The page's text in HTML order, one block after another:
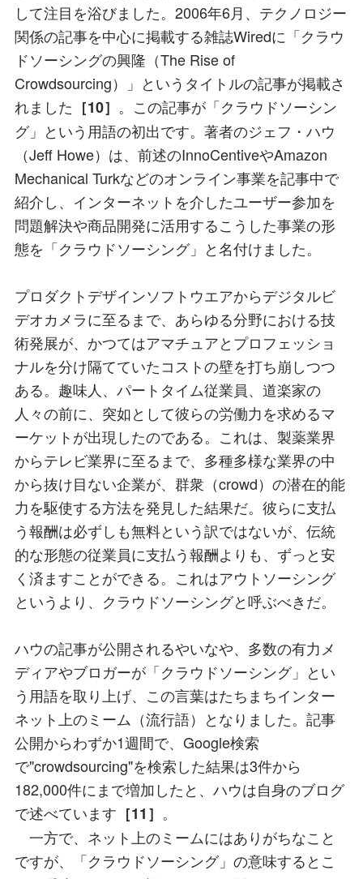
して注目を浴びました。2006年6月、テクノロジー
関係の記事を中心に掲載する雑誌Wiredに「クラウ
ドソーシングの興隆（The Rise of
Crowdsourcing）」というタイトルの記事が掲載さ
れました ［10］ 。この記事が「クラウドソーシン
グ」という用語の初出です。著者のジェフ・ハウ
（Jeff Howe）は、前述のInnoCentiveやAmazon
Mechanical Turkなどのオンライン事業を記事中で
紹介し、インターネットを介したユーザー参加を
問題解決や商品開発に活用するこうした事業の形
態を「クラウドソーシング」と名付けました。
プロダクトデザインソフトウエアからデジタルビ
デオカメラに至るまで、あらゆる分野における技
術発展が、かつてはアマチュアとプロフェッショ
ナルを分け隔てていたコストの壁を打ち崩しつつ
ある。趣味人、パートタイム従業員、道楽家の
人々の前に、突如として彼らの労働力を求めるマ
ーケットが出現したのである。これは、製薬業界
からテレビ業界に至るまで、多種多様な業界の中
から抜け目ない企業が、群衆（crowd）の潜在的能
力を駆使する方法を発見した結果だ。彼らに支払
う報酬は必ずしも無料という訳ではないが、伝統
的な形態の従業員に支払う報酬よりも、ずっと安
く済ますことができる。これはアウトソーシング
というより、クラウドソーシングと呼ぶべきだ。
ハウの記事が公開されるやいなや、多数の有力メ
ディアやブロガーが「クラウドソーシング」とい
う用語を取り上げ、この言葉はたちまちインター
ネット上のミーム（流行語）となりました。記事
公開からわずか1週間で、Google検索
で"crowdsourcing"を検索した結果は3件から
182,000件にまで増加したと、ハウは自身のブログ
で述べています ［11］ 。
一方で、ネット上のミームにはありがちなこと
ですが、「クラウドソーシング」の意味するとこ